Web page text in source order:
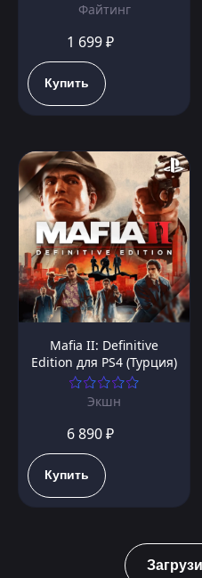
Файтинг
1 699 ₽
Купить
Mafia II: Definitive
Edition для PS4 (Турция)
Экшн
6 890 ₽
Купить